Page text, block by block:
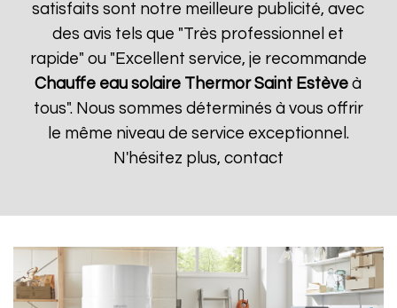
satisfaits sont notre meilleure publicité, avec
des avis tels que "Très professionnel et
rapide" ou "Excellent service, je recommande
Chauffe eau solaire Thermor Saint Estève à
tous". Nous sommes déterminés à vous offrir
le même niveau de service exceptionnel.
N'hésitez plus, contact